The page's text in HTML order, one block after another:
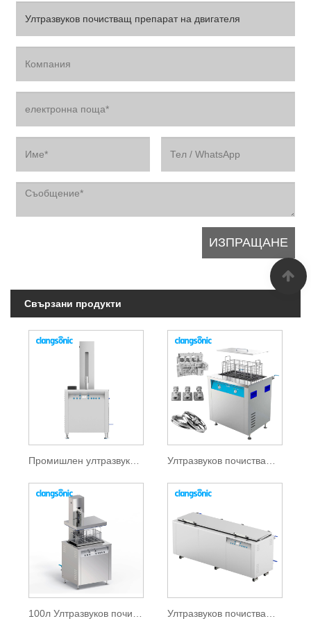
Свързани продукти
Промишлен ултразвуков почистващ препарат Ултразвуков почистващ препарат за двигател
100л Ултразвуков почистващ препарат Ултразвуков почистващ препарат Голям